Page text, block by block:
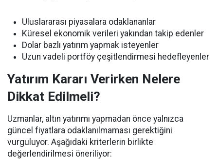
Uluslararası piyasalara odaklananlar
Küresel ekonomik verileri yakından takip edenler
Dolar bazlı yatırım yapmak isteyenler
Uzun vadeli portföy çeşitlendirmesi hedefleyenler
Yatırım Kararı Verirken Nelere
Dikkat Edilmeli?
Uzmanlar, altın yatırımı yapmadan önce yalnızca
güncel fiyatlara odaklanılmaması gerektiğini
vurguluyor. Aşağıdaki kriterlerin birlikte
değerlendirilmesi öneriliyor: